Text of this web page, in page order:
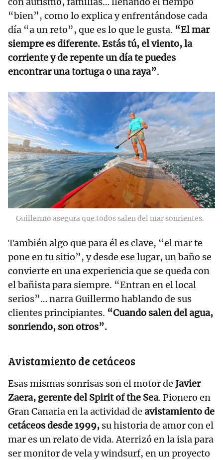
“bien”, como lo explica y enfrentándose cada
día “a un reto”, que es lo que le gusta. “El mar
siempre es diferente. Estás tú, el viento, la
corriente y de repente un día te puedes
encontrar una tortuga o una raya”.
Guillermo asegura que todos salen del mar sonrientes.
También algo que para él es clave, “el mar te
pone en tu sitio”, y desde ese lugar, un baño se
convierte en una experiencia que se queda con
el bañista para siempre. “Entran en el local
serios”… narra Guillermo hablando de sus
clientes principiantes. “Cuando salen del agua,
sonriendo, son otros”.
Avistamiento de cetáceos
Esas mismas sonrisas son el motor de Javier
Zaera, gerente del Spirit of the Sea. Pionero en
Gran Canaria en la actividad de avistamiento de
cetáceos desde 1999, su historia de amor con el
mar es un relato de vida. Aterrizó en la isla para
ser monitor de vela y windsurf, en un proyecto